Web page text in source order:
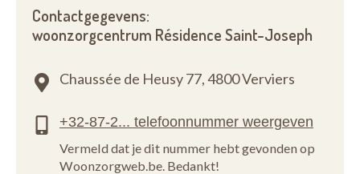
Contactgegevens:
woonzorgcentrum Résidence Saint-Joseph
Chaussée de Heusy 77,4800 Verviers
Vermeld dat je dit nummer hebt gevonden op
Woonzorgweb.be. Bedankt!